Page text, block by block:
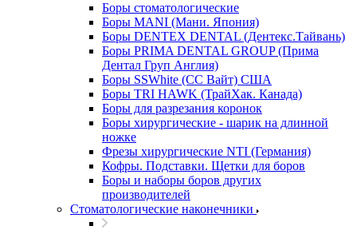
Боры стоматологические
Боры MANI (Мани. Япония)
Боры DENTEX DENTAL (Дентекс.Тайвань)
Боры PRIMA DENTAL GROUP (Прима
Дентал Груп Англия)
Боры SSWhite (СС Вайт) США
Боры TRI HAWK (ТрайХак. Канада)
Боры для разрезания коронок
Боры хирургические - шарик на длинной
ножке
Фрезы хирургические NTI (Германия)
Кофры. Подставки. Щетки для боров
Боры и наборы боров других
производителей
Стоматологические наконечники